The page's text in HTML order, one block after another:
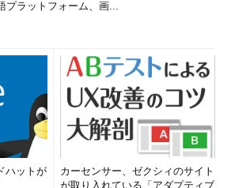
プラットフォーム、画...
ハットが
カーセンサー、ゼクシィのサイト
が取り入れている「アダプティブ